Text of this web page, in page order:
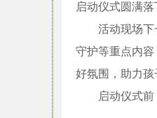
启动仪式圆满
活动现场
守护等重点内
好氛围，助力
启动仪式